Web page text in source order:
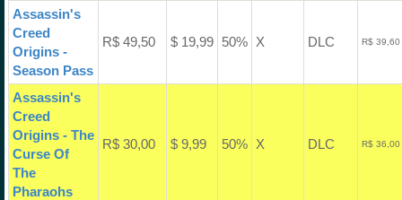
Assassin's
Creed
Origins -
Season Pass
R$ 49,50 $ 19,99 50% X DLC R$
Assassin's
Creed
Origins - The
Curse Of
The
Pharaohs
R$ 30,00 $ 9,99 50% X DLC R$